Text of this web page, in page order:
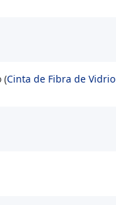
(Cinta de Fibra de Vidrio